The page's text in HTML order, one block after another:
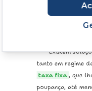
empréstimo,
contas, pagarei
meu empréstimo,
Existem
tanto em regime
taxa fixa, que
poupança, até